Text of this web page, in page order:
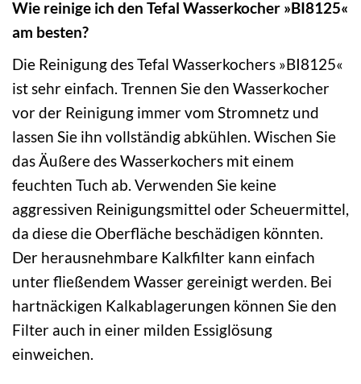
Wie reinige ich den Tefal Wasserkocher »BI8125«
am besten?
Die Reinigung des Tefal Wasserkochers »BI8125«
ist sehr einfach. Trennen Sie den Wasserkocher
vor der Reinigung immer vom Stromnetz und
lassen Sie ihn vollständig abkühlen. Wischen Sie
das Äußere des Wasserkochers mit einem
feuchten Tuch ab. Verwenden Sie keine
aggressiven Reinigungsmittel oder Scheuermittel,
da diese die Oberfläche beschädigen könnten.
Der herausnehmbare Kalkfilter kann einfach
unter fließendem Wasser gereinigt werden. Bei
hartnäckigen Kalkablagerungen können Sie den
Filter auch in einer milden Essiglösung
einweichen.